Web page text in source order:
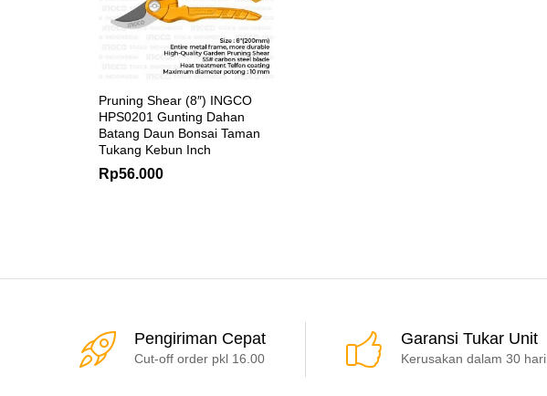
Pruning Shear (8″) INGCO
HPS0201 Gunting Dahan
Batang Daun Bonsai Taman
Tukang Kebun Inch
Rp56.000
Pengiriman Cepat
Cut-off order pkl 16.00
Garansi Tukar Unit
Kerusakan dalam 30 hari